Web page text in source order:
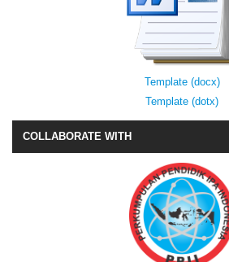
Template (docx)
Template (dotx)
COLLABORATE WITH